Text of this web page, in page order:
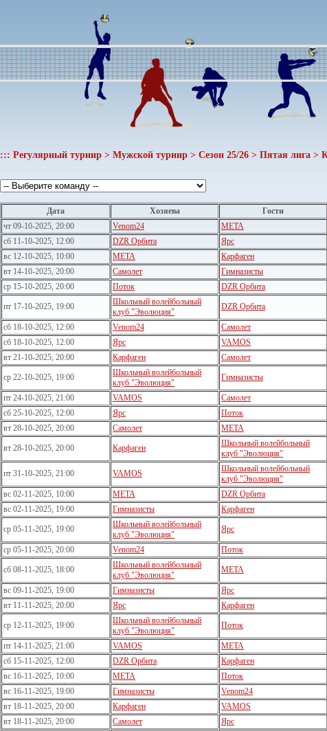
::: Регулярный турнир > Мужской турнир > Сезон 25/26 > Пятая лига >
Дата Хозяева Гости
чт 09-10-2025, 20:00
Venom24 МЕТА
сб 11-10-2025, 12:00
DZR Орбита Ярс
вс 12-10-2025, 10:00
МЕТА Карфаген
вт 14-10-2025, 20:00
Самолет Гимназисты
ср 15-10-2025, 20:00
Поток DZR Орбита
пт 17-10-2025, 19:00
Школьный волейбольный
клуб "Эволюция"
DZR Орбита
сб 18-10-2025, 12:00 Venom24 Самолет
сб 18-10-2025, 12:00
Ярс VAMOS
вт 21-10-2025, 20:00
Карфаген Самолет
ср 22-10-2025, 19:00
Школьный волейбольный
клуб "Эволюция"
Гимназисты
пт 24-10-2025, 21:00 VAMOS Самолет
сб 25-10-2025, 12:00
Ярс Поток
вт 28-10-2025, 20:00
Самолет МЕТА
вт 28-10-2025, 20:00 Карфаген
Школьный волейбольный
клуб "Эволюция"
пт 31-10-2025, 21:00 VAMOS
Школьный волейбольный
клуб "Эволюция"
вс 02-11-2025, 10:00 МЕТА DZR Орбита
вс 02-11-2025, 19:00
Гимназисты Карфаген
ср 05-11-2025, 19:00
Школьный волейбольный
клуб "Эволюция"
Ярс
ср 05-11-2025, 20:00 Venom24 Поток
сб 08-11-2025, 18:00
Школьный волейбольный
клуб "Эволюция"
МЕТА
вс 09-11-2025, 19:00 Гимназисты Ярс
вт 11-11-2025, 20:00
Ярс Карфаген
ср 12-11-2025, 19:00
Школьный волейбольный
клуб "Эволюция"
Поток
пт 14-11-2025, 21:00 VAMOS МЕТА
сб 15-11-2025, 12:00
DZR Орбита Карфаген
вс 16-11-2025, 10:00
МЕТА Поток
вс 16-11-2025, 19:00
Гимназисты Venom24
вт 18-11-2025, 20:00
Карфаген VAMOS
вт 18-11-2025, 20:00
Самолет Ярс